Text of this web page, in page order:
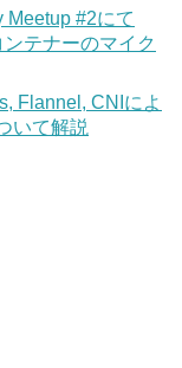
Meetup #2にて
テナーのマイク
Flannel, CNIによ
いて解説